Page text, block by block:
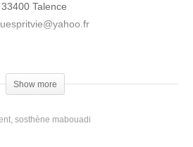
Talence
today)
Show more
sosthène mabouadi